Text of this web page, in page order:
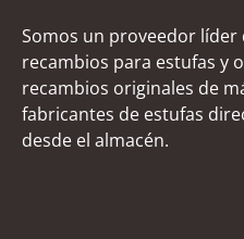
Somos un proveedor líder
recambios para estufas y
recambios originales de
fabricantes de estufas
desde el almacén.